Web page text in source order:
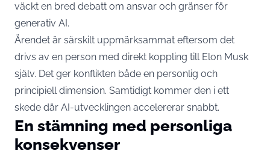
väckt en bred debatt om ansvar och gränser för
generativ AI.
Ärendet är särskilt uppmärksammat eftersom det
drivs av en person med direkt koppling till Elon Musk
själv. Det ger konflikten både en personlig och
principiell dimension. Samtidigt kommer den i ett
skede där AI-utvecklingen accelererar snabbt.
En stämning med personliga
konsekvenser